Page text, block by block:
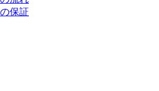
保証